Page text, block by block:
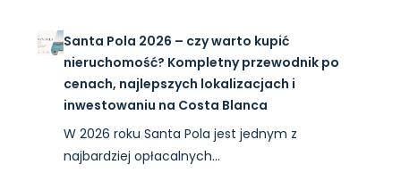
Santa Pola 2026 – czy warto kupić
nieruchomość? Kompletny przewodnik po
cenach, najlepszych lokalizacjach i
inwestowaniu na Costa Blanca
W 2026 roku Santa Pola jest jednym z
najbardziej opłacalnych…